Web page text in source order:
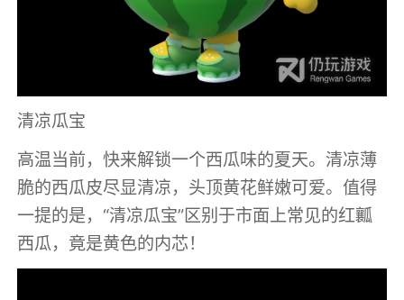
清凉瓜宝
高温当前，快来解锁一个西瓜味的夏天。清凉薄
脆的西瓜皮尽显清凉，头顶黄花鲜嫩可爱。值得
一提的是，“清凉瓜宝”区别于市面上常见的红瓤
西瓜，竟是黄色的内芯！